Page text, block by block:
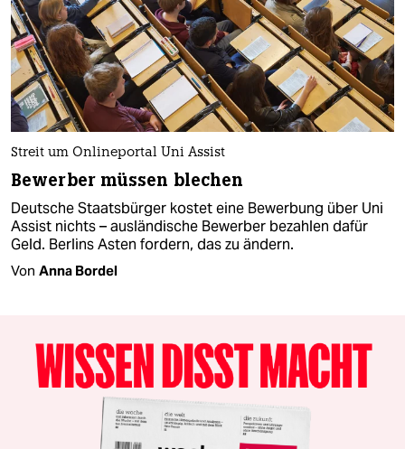
Streit um Onlineportal Uni Assist
Bewerber müssen blechen
Deutsche Staatsbürger kostet eine Bewerbung über Uni
Assist nichts – ausländische Bewerber bezahlen dafür
Geld. Berlins Asten fordern, das zu ändern.
Von Anna Bordel